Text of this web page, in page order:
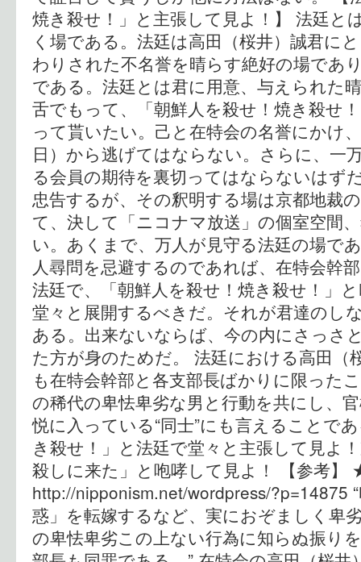
焼き殺せ！」と主張して見よ！】 法廷と
く場である。法廷は高田（桜井）誠君に
わりされた不名誉を晴らす絶好の場であ
である。法廷とは君に用意、与えられた
舌でもって、「朝鮮人を殺せ！焼き殺せ
って貰いたい。己と在特会の名誉にかけ
日）から逃げてはならない。さらに、一
る会員の期待を裏切ってはならないはず
忠告するが、その釈明する場は京都地裁
て、決して「ニコナマ放送」の個室空間
い。あくまで、万人が見守る法廷の場で
人尋問を忌避するのであれば、在特会幹
法廷で、「朝鮮人を殺せ！焼き殺せ！」
堂々と展開するべきだ。それが君達のし
ある。出来ないならば、今の内にさっさ
た方が身のためだ。 法廷における高田（
も在特会幹部と各支部長ばかりに限った
の稀代の卑怯卑劣な男と行動を共にし、
悦に入っている“同士”にも言えることで
き殺せ！」と法廷で堂々と主張して見よ
殺しに来た」と咆哮して見よ！ 【参考
http://nipponism.net/wordpress/?p=14875
惑」を転嫁するなど、実におぞましく卑
の卑怯卑劣この上ない行為に知らぬ振り